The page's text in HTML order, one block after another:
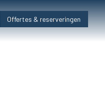
Offertes & reserveringen